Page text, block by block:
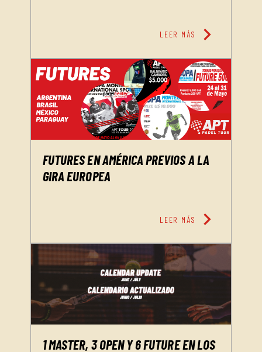
LEER MÁS chevron_right
FUTURES EN AMÉRICA PREVIOS A LA
GIRA EUROPEA
LEER MÁS chevron_right
1 MASTER, 3 OPEN Y 6 FUTURE EN LOS